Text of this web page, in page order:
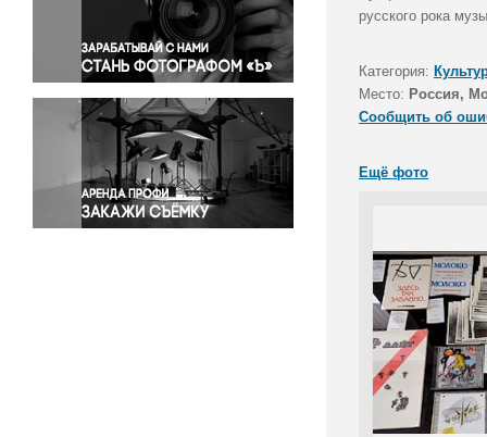
Правосудие
Происшествия и конфликты
Религия
Светская жизнь
Спорт
Экология
Экономика и бизнес
русского рока
Категория:
Место: Россия,
Сообщить об
Ещё фото